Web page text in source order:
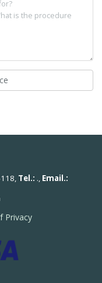
Tel.: ., Email.:
Privacy